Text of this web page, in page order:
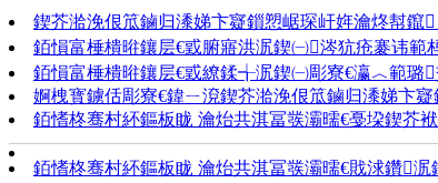
鍥芥湁浼佷笟鏀归潻娣卞寲鎻愬崌琛屽姩瀹炵幇鑹
銆愪富棰樻暀鑲层€戜腑寤洪泦鍥㈠涔犺疮褰讳
銆愪富棰樻暀鑲层€戜繚鍒╅泦鍥㈠彫寮€瀛︿範璐
婀栧寳鐪佸彫寮€鍏ㄧ渷鍥芥湁浼佷笟鏀归潻娣卞
銆愭柊骞村紑鏂板眬 瀹炲共淇冨彂灞曘€戞垜鍥芥
銆愭柊骞村紑鏂板眬 瀹炲共淇冨彂灞曘€戝浗鑽